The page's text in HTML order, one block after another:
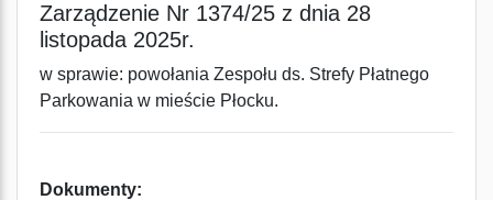
Zarządzenie Nr 1374/25 z dnia 28
listopada 2025r.
w sprawie: powołania Zespołu ds. Strefy Płatnego
Parkowania w mieście Płocku.
Dokumenty: